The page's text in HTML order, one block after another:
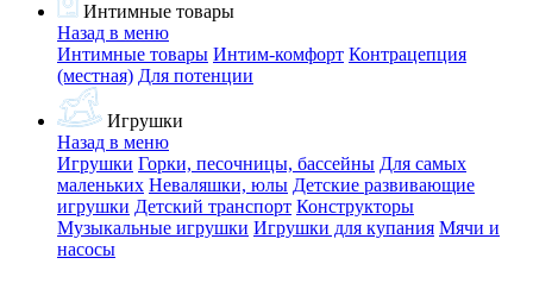
Интимные товары
Назад в меню
Интимные товары Интим-комфорт Контрацепция
(местная) Для потенции
Игрушки
Назад в меню
Игрушки Горки, песочницы, бассейны Для самых
маленьких Неваляшки, юлы Детские развивающие
игрушки Детский транспорт Конструкторы
Музыкальные игрушки Игрушки для купания Мячи и
насосы